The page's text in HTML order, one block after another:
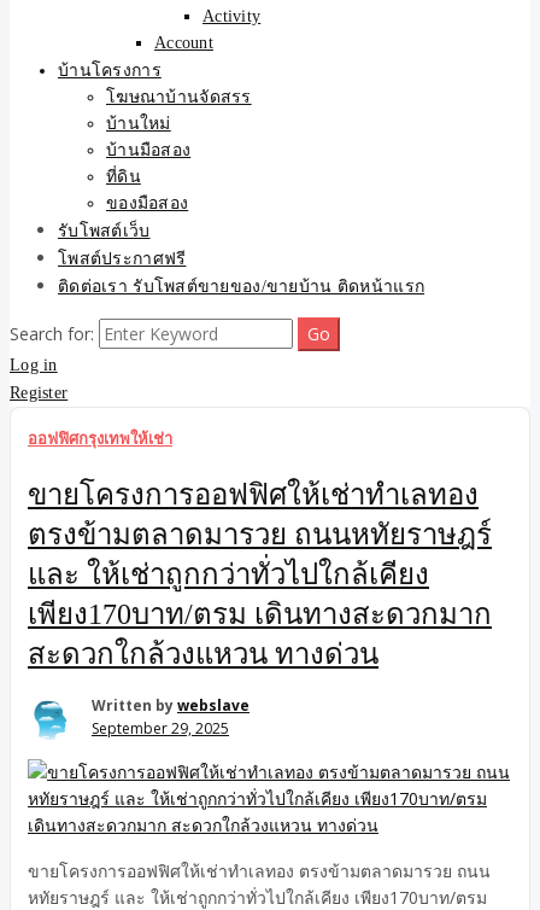
Activity
Account
บ้านโครงการ
โฆษณาบ้านจัดสรร
บ้านใหม่
บ้านมือสอง
ที่ดิน
ของมือสอง
รับโพสต์เว็บ
โพสต์ประกาศฟรี
ติดต่อเรา รับโพสต์ขายของ/ขายบ้าน ติดหน้าแรก
Search for:
Log in
Register
ออฟฟิศกรุงเทพให้เช่า
ขายโครงการออฟฟิศให้เช่าทำเลทอง
ตรงข้ามตลาดมารวย ถนนหทัยราษฎร์
และ ให้เช่าถูกกว่าทั่วไปใกล้เคียง
เพียง170บาท/ตรม เดินทางสะดวกมาก
สะดวกใกล้วงแหวน ทางด่วน
Written bywebslave
September 29, 2025
ขายโครงการออฟฟิศให้เช่าทำเลทอง ตรงข้ามตลาดมารวย ถนน
หทัยราษฎร์ และ ให้เช่าถูกกว่าทั่วไปใกล้เคียง เพียง170บาท/ตรม